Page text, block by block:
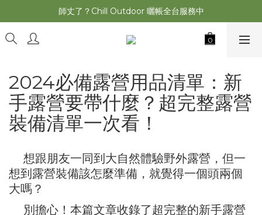
萩遊之魂 2025聯名五單位折疊桌轟動發表⚡️
師丈了？Chill Outdoor 曬帳全台服務中
萩遊之魂 2025聯名五單位折疊桌轟動發表⚡️
2024必備露營用品清單：新
手露營要帶什麼？超完整露營
裝備清單一次看！
想跟朋友一同到大自然體驗野外露營，但一
想到露營裝備該怎麼準備，就覺得一個頭兩個
大嗎？
別擔心！本篇文章收錄了超完整的新手露營